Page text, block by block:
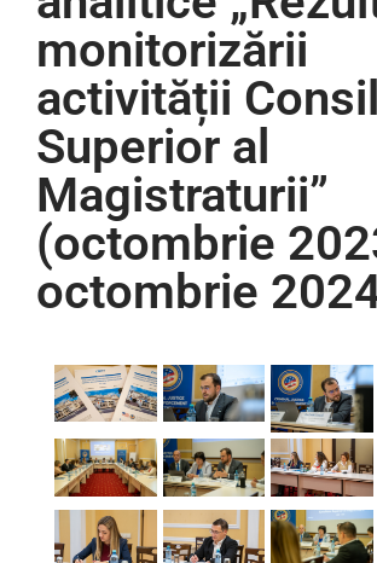
monitorizării
activității
Superior al
Magistraturii”
(octombrie
octombrie